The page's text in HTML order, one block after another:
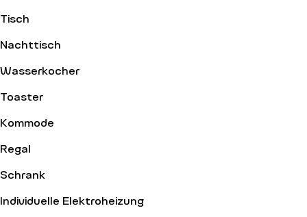
Tisch
Nachttisch
Wasserkocher
Toaster
Kommode
Regal
Schrank
Individuelle Elektroheizung